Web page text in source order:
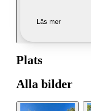
Läs mer
Plats
Alla bilder